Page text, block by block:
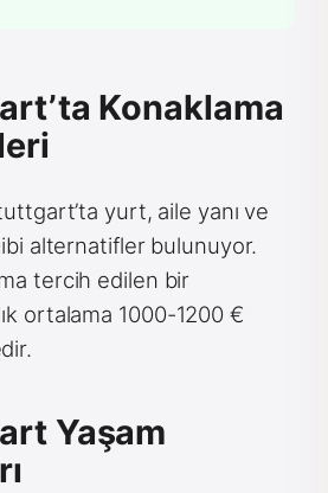
Konaklama
yurt, aile yanı ve
alternatifler bulunuyor.
tercih edilen bir
ortalama 1000-1200 €
Yaşam